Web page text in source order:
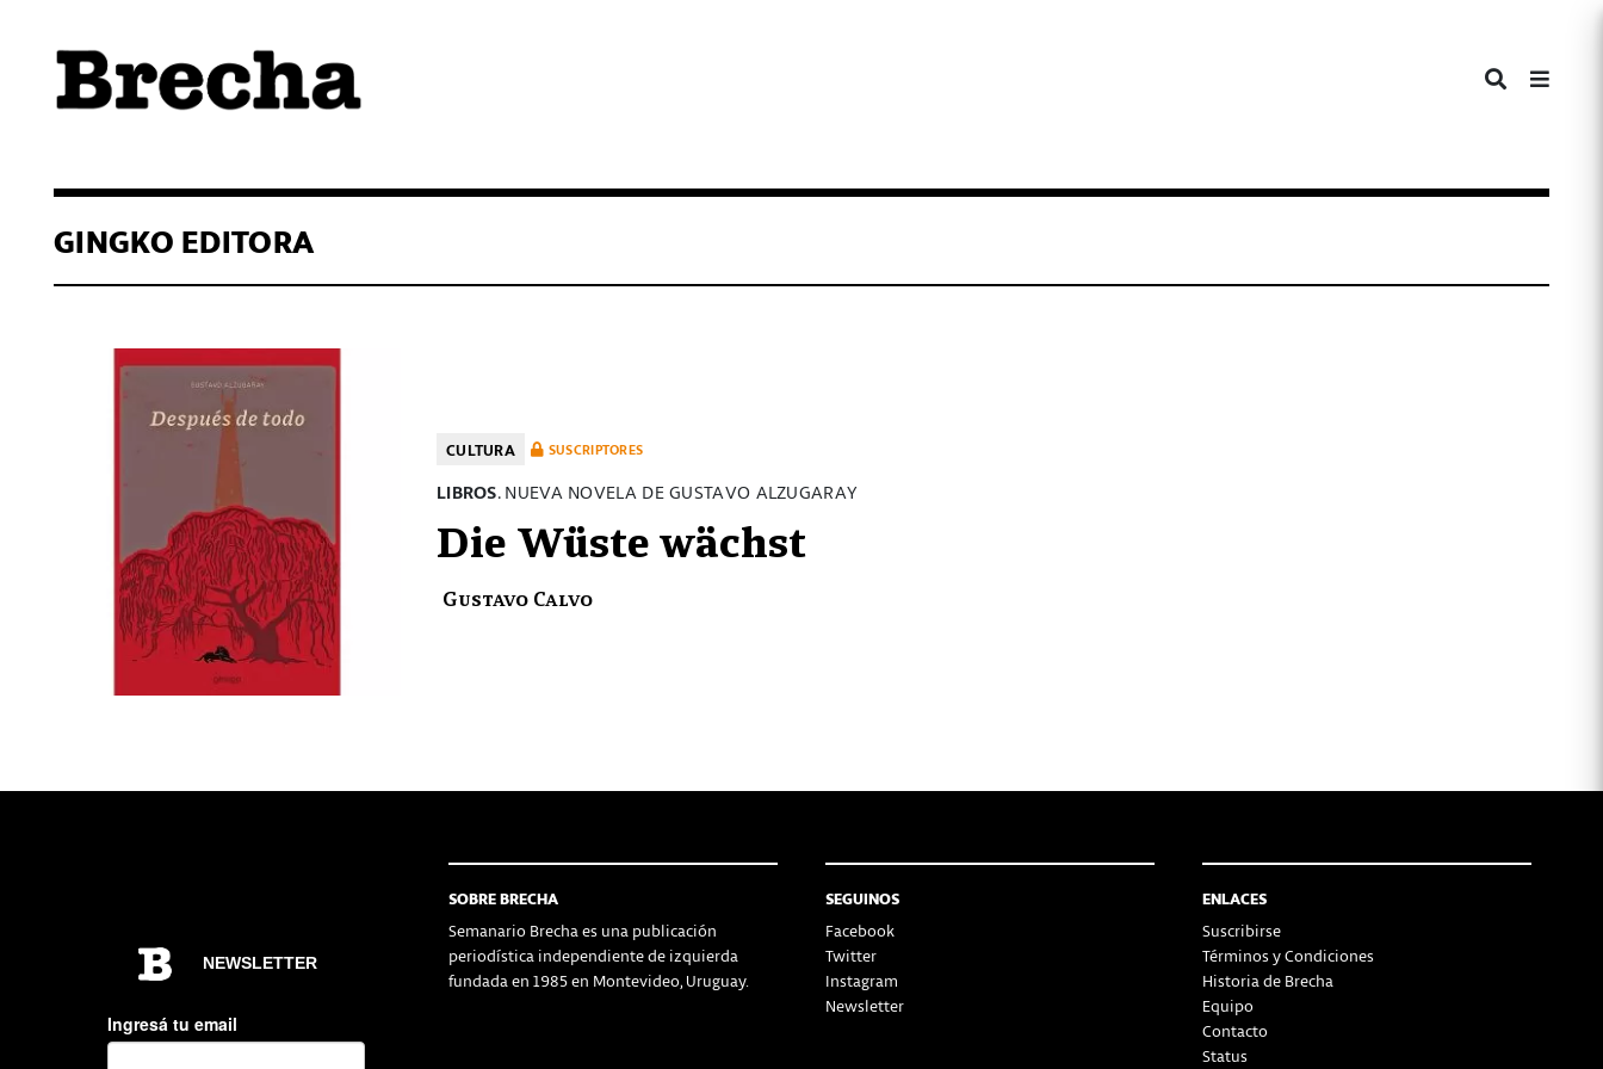
GINGKO EDITORA
CULTURA SUSCRIPTORES
LIBROS. NUEVA NOVELA DE GUSTAVO ALZUGARAY
Die Wüste wächst
Gustavo Calvo
SOBRE BRECHA
Semanario Brecha es una publicación
periodística independiente de izquierda
fundada en 1985 en Montevideo, Uruguay.
SEGUINOS
Facebook
Twitter
Instagram
Newsletter
ENLACES
Suscribirse
Términos y Condiciones
Historia de Brecha
Equipo
Contacto
Status